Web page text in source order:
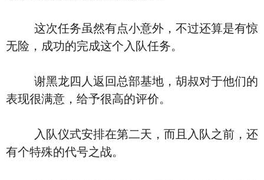
这次任务虽然有点小意外，不过还算是有惊
无险，成功的完成这个入队任务。
谢黑龙四人返回总部基地，胡叔对于他们的
表现很满意，给予很高的评价。
入队仪式安排在第二天，而且入队之前，还
有个特殊的代号之战。